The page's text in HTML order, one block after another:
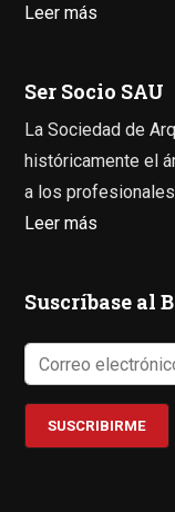
Leer más
Ser Socio SAU
La Sociedad de
históricamente el
a los
Leer más
Suscríbase al